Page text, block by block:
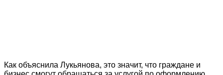
Как объяснила Лукьянова, это значит, что граждане и